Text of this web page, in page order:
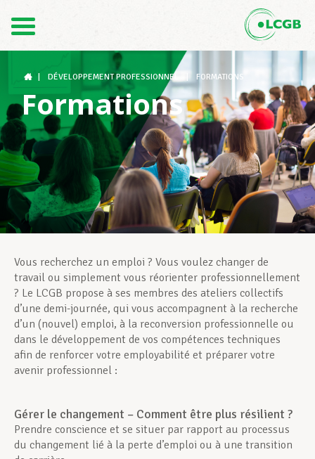
DE
Le LCGB
Structures syndicales
Assistance au Travail
Vos droits
Assistance en vie privée
DÉVELOPPEMENT PROFESSIONNEL FORMATIONS
Formations
Vous recherchez un emploi ? Vous voulez changer de
travail ou simplement vous réorienter professionnellement
? Le LCGB propose à ses membres des ateliers collectifs
d’une demi-journée, qui vous accompagnent à la recherche
d’un (nouvel) emploi, à la reconversion professionnelle ou
dans le développement de vos compétences techniques
afin de renforcer votre employabilité et préparer votre
avenir professionnel :
Gérer le changement – Comment être plus résilient ?
Prendre conscience et se situer par rapport au processus
du changement lié à la perte d’emploi ou à une transition